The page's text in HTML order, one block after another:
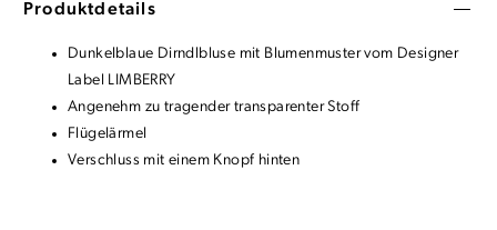
Produktdetails
Dunkelblaue Dirndlbluse mit Blumenmuster vom Designer
Label LIMBERRY
Angenehm zu tragender transparenter Stoff
Flügelärmel
Verschluss mit einem Knopf hinten